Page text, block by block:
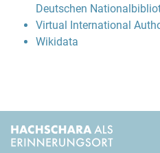
Deutschen
Virtual International
Wikidata